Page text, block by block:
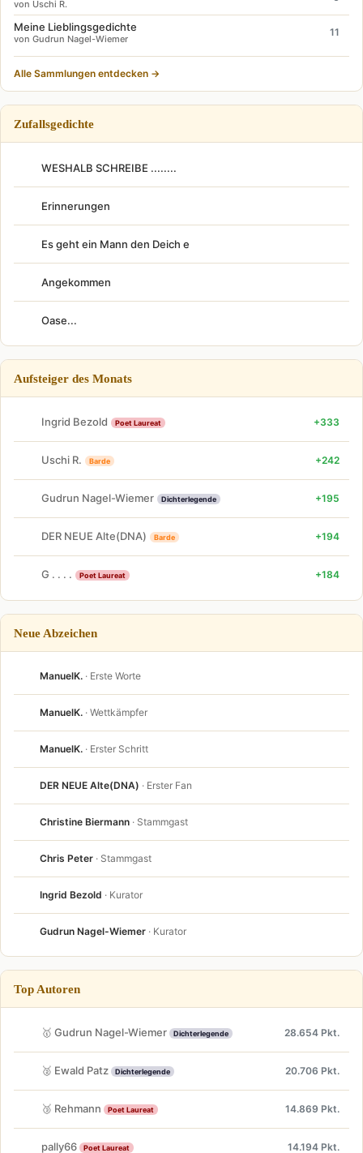
von Uschi R.
Meine Lieblingsgedichte
von Gudrun Nagel-Wiemer
11
Alle Sammlungen entdecken →
Zufallsgedichte
WESHALB SCHREIBE ........
Erinnerungen
Es geht ein Mann den Deich e
Angekommen
Oase...
Aufsteiger des Monats
Ingrid Bezold Poet Laureat +333
Uschi R. Barde +242
Gudrun Nagel-Wiemer Dichterlegende +195
DER NEUE Alte(DNA) Barde +194
G . . . . Poet Laureat +184
Neue Abzeichen
ManuelK. · Erste Worte
ManuelK. · Wettkämpfer
ManuelK. · Erster Schritt
DER NEUE Alte(DNA) · Erster Fan
Christine Biermann · Stammgast
Chris Peter · Stammgast
Ingrid Bezold · Kurator
Gudrun Nagel-Wiemer · Kurator
Top Autoren
🥇 Gudrun Nagel-Wiemer Dichterlegende 28.654 Pkt.
🥈 Ewald Patz Dichterlegende 20.706 Pkt.
🥉 Rehmann Poet Laureat 14.869 Pkt.
pally66 Poet Laureat 14.194 Pkt.